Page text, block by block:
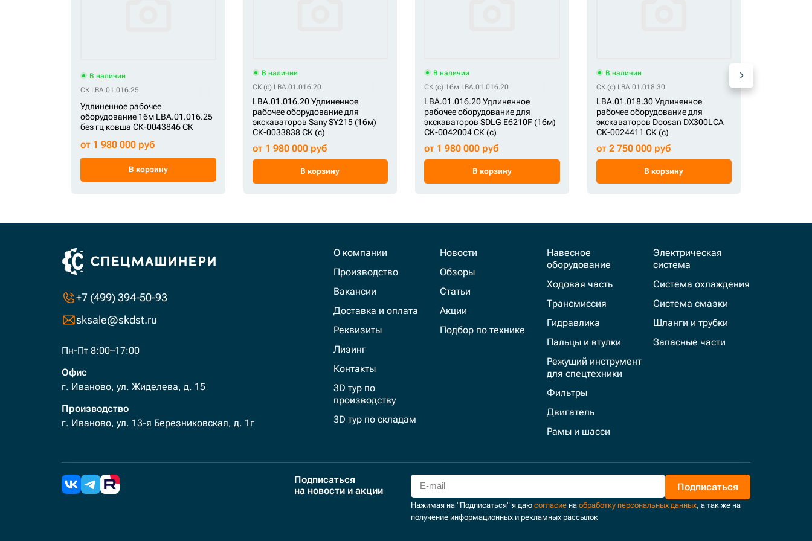
В наличии
СК LBA.01.016.25
Удлиненное рабочее
оборудование 16м LBA.01.016.25
без гц ковша СК-0043846 СК
от 1 980 000 руб
В корзину
В наличии
СК (c) LBA.01.016.20
LBA.01.016.20 Удлиненное
рабочее оборудование для
экскаваторов Sany SY215 (16м)
СК-0033838 СК (c)
от 1 980 000 руб
В корзину
В наличии
СК (c) 16м LBA.01.016.20
LBA.01.016.20 Удлиненное
рабочее оборудование для
экскаваторов SDLG E6210F (16м)
СК-0042004 СК (c)
от 1 980 000 руб
В корзину
В наличии
СК (c) LBA.01.018.30
LBA.01.018.30 Удлиненное
рабочее оборудование для
экскаваторов Doosan DX300LCA
СК-0024411 СК (c)
от 2 750 000 руб
В корзину
+7 (499) 394-50-93
sksale@skdst.ru
Пн-Пт 8:00–17:00
Офис
г. Иваново, ул. Жиделева, д. 15
Производство
г. Иваново, ул. 13-я Березниковская, д. 1г
О компании
Производство
Вакансии
Доставка и оплата
Реквизиты
Лизинг
Контакты
3D тур по
производству
3D тур по складам
Новости
Обзоры
Статьи
Акции
Подбор по технике
Навесное
оборудование
Ходовая часть
Трансмиссия
Гидравлика
Пальцы и втулки
Режущий инструмент
для спецтехники
Фильтры
Двигатель
Рамы и шасси
Электрическая
система
Система охлаждения
Система смазки
Шланги и трубки
Запасные части
Подписаться
на новости и акции
Подписаться
Нажимая на "Подписаться" я даю согласиена обработку персональных данных, а так же на
получение информационных и рекламных рассылок